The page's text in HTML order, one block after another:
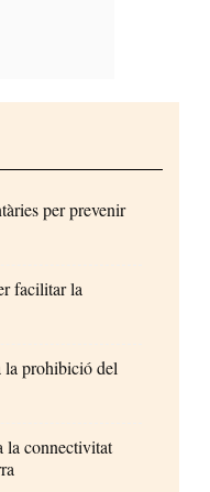
per prevenir
facilitar la
la prohibició del
la connectivitat